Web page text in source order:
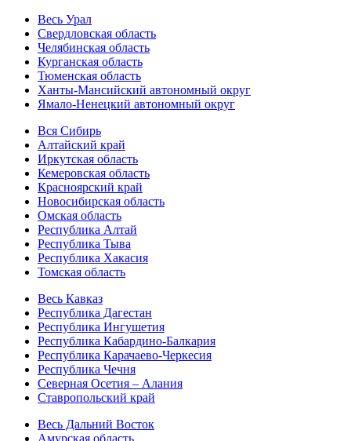
Весь Урал
Свердловская область
Челябинская область
Курганская область
Тюменская область
Ханты-Мансийский автономный округ
Ямало-Ненецкий автономный округ
Вся Сибирь
Алтайский край
Иркутская область
Кемеровская область
Красноярский край
Новосибирская область
Омская область
Республика Алтай
Республика Тыва
Республика Хакасия
Томская область
Весь Кавказ
Республика Дагестан
Республика Ингушетия
Республика Кабардино-Балкария
Республика Карачаево-Черкесия
Республика Чечня
Северная Осетия – Алания
Ставропольский край
Весь Дальний Восток
Амурская область